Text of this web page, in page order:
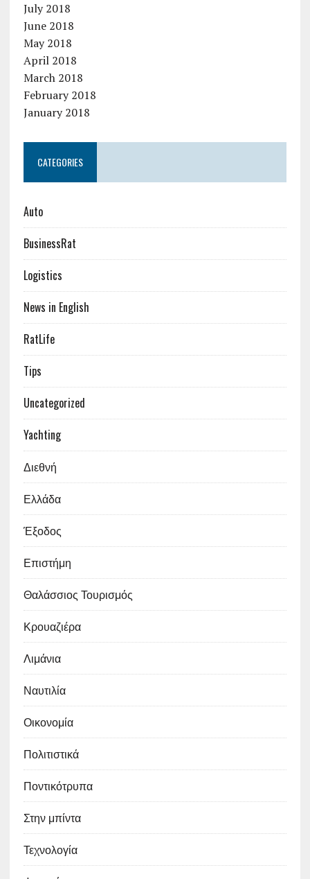
July 2018
June 2018
May 2018
April 2018
March 2018
February 2018
January 2018
CATEGORIES
Auto
BusinessRat
Logistics
News in English
RatLife
Tips
Uncategorized
Yachting
Διεθνή
Ελλάδα
Έξοδος
Επιστήμη
Θαλάσσιος Τουρισμός
Κρουαζιέρα
Λιμάνια
Ναυτιλία
Οικονομία
Πολιτιστικά
Ποντικότρυπα
Στην μπίντα
Τεχνολογία